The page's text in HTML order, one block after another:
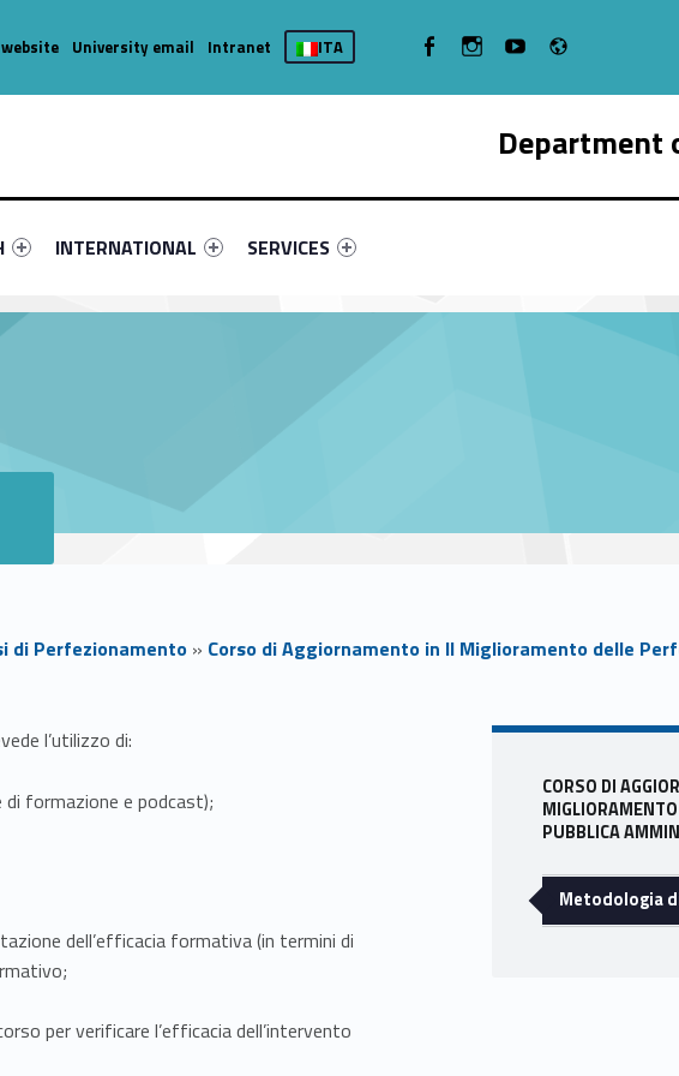
Department
8410-4
#link-menu-primary-47362-7
Link identifier #link-menu-primary-34744-11
INTERNATIONAL
Link identifier #link-menu-primary-3342-16
SERVICES
University email Intranet ITA WebMan on FacebookWebMan on InstagramWebMan on Youtube
di Perfezionamento » Corso di Aggiornamento in Il Miglioramento delle
l’utilizzo di:
formazione e podcast);
dell’efficacia formativa (in termini di
per verificare l’efficacia dell’intervento
Sidebar
CORSO DI
PUBBLICA
Metodologia